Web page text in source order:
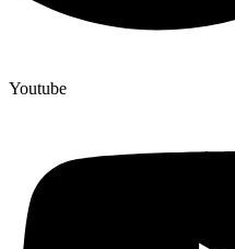
Youtube